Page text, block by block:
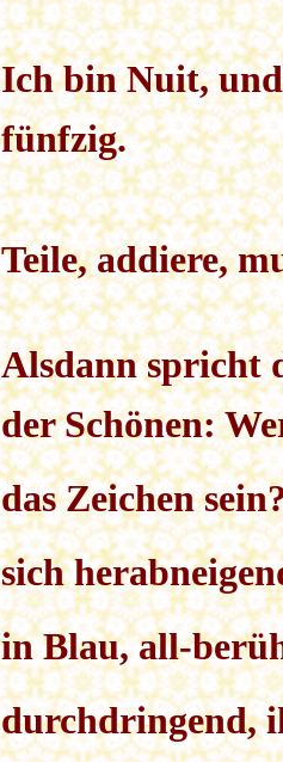
Ich bin Nuit,
fünfzig.
Teile, addiere,
Alsdann spricht
der Schönen:
das Zeichen
sich
in Blau, all-
durchdringend,